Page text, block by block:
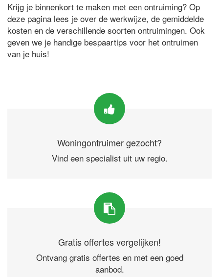
Krijg je binnenkort te maken met een ontruiming? Op
deze pagina lees je over de werkwijze, de gemiddelde
kosten en de verschillende soorten ontruimingen. Ook
geven we je handige bespaartips voor het ontruimen
van je huis!
Woningontruimer gezocht?
Vind een specialist uit uw regio.
Gratis offertes vergelijken!
Ontvang gratis offertes en met een goed
aanbod.